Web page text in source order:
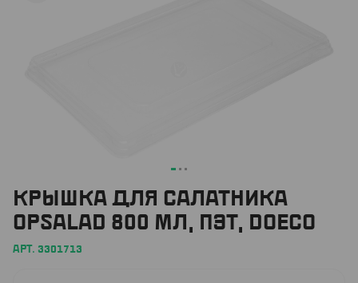
КРЫШКА ДЛЯ САЛАТНИКА
OPSALAD 800 МЛ, ПЭТ, DOECO
АРТ. 3301713